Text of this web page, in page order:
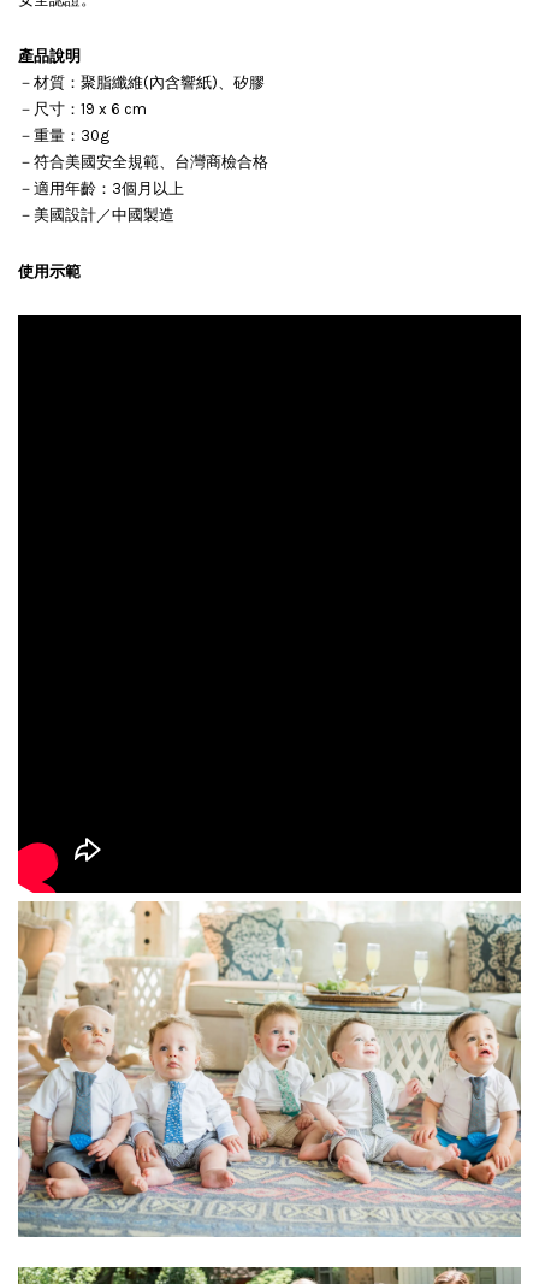
產品說明
－材質：聚脂纖維(內含響紙)、矽膠
－尺寸：19 x 6 cm
－重量：30g
－符合美國安全規範、台灣商檢合格
－適用年齡：3個月以上
－美國設計／中國製造
使用示範